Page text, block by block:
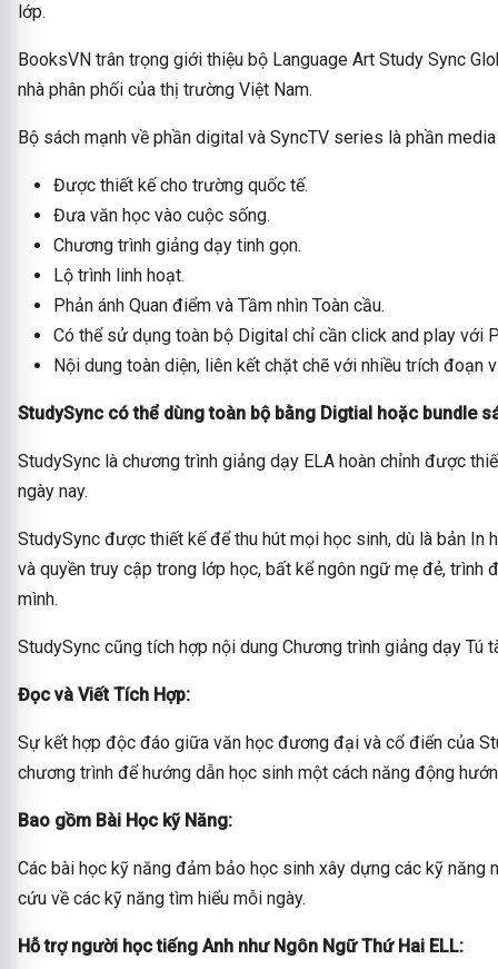
lớp.
BooksVN trân trọng giới thiệu bộ Language Art Study Sync
nhà phân phối của thị trường Việt Nam.
Bộ sách mạnh về phần digital và SyncTV series là phần
Được thiết kế cho trường quốc tế.
Đưa văn học vào cuộc sống.
Chương trình giảng dạy tinh gọn.
Lộ trình linh hoạt.
Phản ánh Quan điểm và Tầm nhìn Toàn cầu.
Có thể sử dụng toàn bộ Digital chỉ cần click and play với
Nội dung toàn diện, liên kết chặt chẽ với nhiều trích
StudySync có thể dùng toàn bộ bằng Digtial hoặc bundle
StudySync là chương trình giảng dạy ELA hoàn chỉnh được
ngày nay.
StudySync được thiết kế để thu hút mọi học sinh, dù là bản
và quyền truy cập trong lớp học, bất kể ngôn ngữ mẹ đẻ,
mình.
StudySync cũng tích hợp nội dung Chương trình giảng dạy Tú
Đọc và Viết Tích Hợp:
Sự kết hợp độc đáo giữa văn học đương đại và cổ điển của
chương trình để hướng dẫn học sinh một cách năng động
Bao gồm Bài Học kỹ Năng:
Các bài học kỹ năng đảm bảo học sinh xây dựng các kỹ
cứu về các kỹ năng tìm hiểu mỗi ngày.
Hỗ trợ người học tiếng Anh như Ngôn Ngữ Thứ Hai ELL: